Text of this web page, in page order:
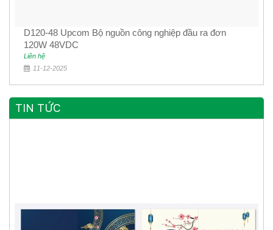
D120-48 Upcom Bộ nguồn công nghiệp đầu ra đơn
120W 48VDC
Liên hệ
11-12-2025
TIN TỨC